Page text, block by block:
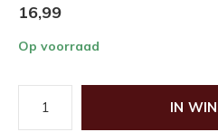
16,99
Op voorraad
IN